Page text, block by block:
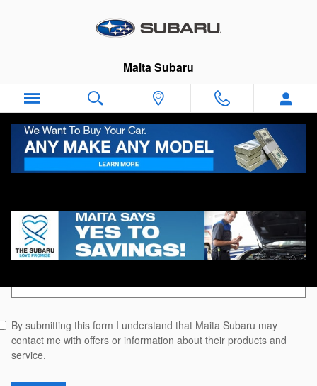
Maita Subaru
Search Blog
By submitting this form I understand that Maita Subaru may
contact me with offers or information about their products and
service.